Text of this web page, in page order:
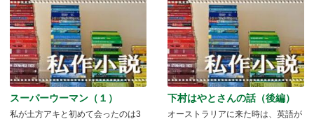
スーパーウーマン（１）
私が土方アキと初めて会ったのは3
下村はやとさんの話（後編）
オーストラリアに来た時は、英語が